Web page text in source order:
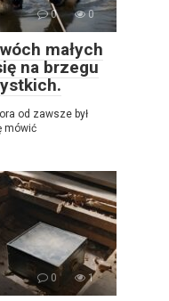
0 0
małych
na brzegu
od zawsze był
mówić
0 1